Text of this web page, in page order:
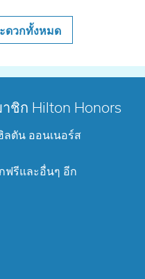
ดวกทั้งหมด
ชิก Hilton Honors
ตัน ออนเนอร์ส
ฟรีและอื่นๆ อีก